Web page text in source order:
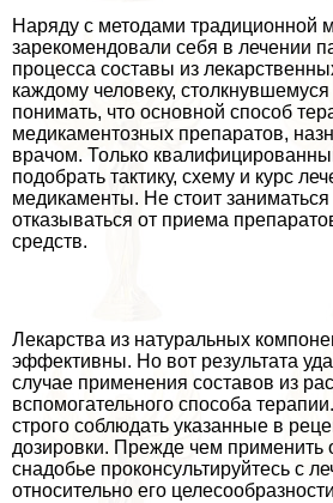
Наряду с методами традиционной
зарекомендовали себя в лечении
процесса составы из
каждому человеку,
понимать, что основной способ
медикаментозных препаратов,
врачом. Только
подобрать тактику, схему и курс
медикаменты. Не стоит
отказываться от приема
средств.
Лекарства из натуральных
эффективны. Но вот результата
случае применения составов из
вспомогательного способа
строго соблюдать указанные в
дозировки. Прежде чем применить
снадобье проконсультируйтесь с
относительно его